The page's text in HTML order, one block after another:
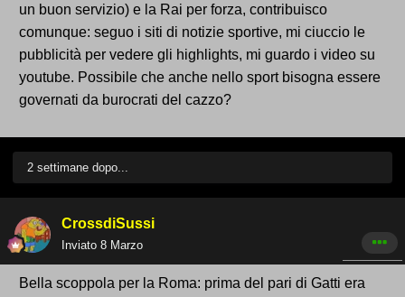
un buon servizio) e la Rai per forza, contribuisco
comunque: seguo i siti di notizie sportive, mi ciuccio le
pubblicità per vedere gli highlights, mi guardo i video su
youtube. Possibile che anche nello sport bisogna essere
governati da burocrati del cazzo?
2 settimane dopo...
CrossdiSussi
Inviato 8 Marzo
Bella scoppola per la Roma: prima del pari di Gatti era